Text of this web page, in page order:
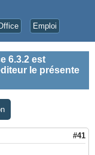
Emploi
6.3.2 est
le présente
#41